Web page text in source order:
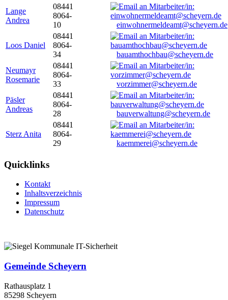
Lange
Andrea
08441
8064-
10
einwohnermeldeamt@scheyern.de
Loos Daniel
08441
8064-
34
bauamthochbau@scheyern.de
Neumayr
Rosemarie
08441
8064-
33
vorzimmer@scheyern.de
Päsler
Andreas
08441
8064-
28
bauverwaltung@scheyern.de
Sterz Anita
08441
8064-
29
kaemmerei@scheyern.de
Quicklinks
Kontakt
Inhaltsverzeichnis
Impressum
Datenschutz
Gemeinde Scheyern
Rathausplatz 1
85298 Scheyern